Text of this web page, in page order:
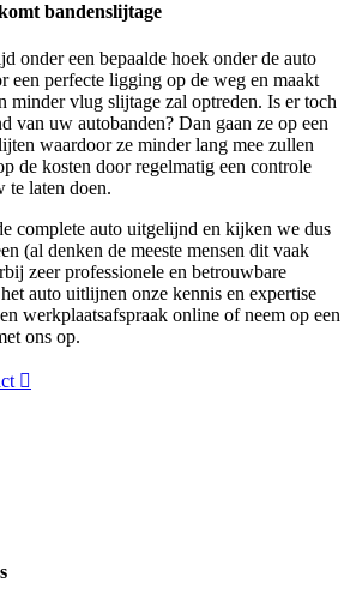
bandenslijtage
onder een bepaalde hoek onder de auto
een perfecte ligging op de weg en maakt
minder vlug slijtage zal optreden. Is er toch
van uw autobanden? Dan gaan ze op een
waardoor ze minder lang mee zullen
de kosten door regelmatig een controle
te laten doen.
complete auto uitgelijnd en kijken we dus
(al denken de meeste mensen dit vaak
zeer professionele en betrouwbare
auto uitlijnen onze kennis en expertise
werkplaatsafspraak online of neem op een
ons op.